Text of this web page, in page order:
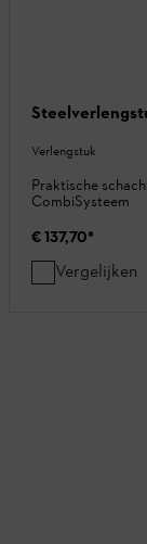
Verlengstuk
Praktische
CombiSysteem
€ 137,70*
Vergelijken